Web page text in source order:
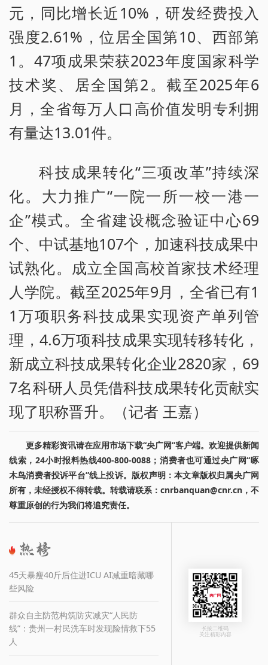
元，同比增长近10%，研发经费投入
强度2.61%，位居全国第10、西部第
1。47项成果荣获2023年度国家科学
技术奖、居全国第2。截至2025年6
月，全省每万人口高价值发明专利拥
有量达13.01件。
科技成果转化“三项改革”持续深
化。大力推广“一院一所一校一港一
企”模式。全省建设概念验证中心69
个、中试基地107个，加速科技成果中
试熟化。成立全国高校首家技术经理
人学院。截至2025年9月，全省已有1
1万项职务科技成果实现资产单列管
理，4.6万项科技成果实现转移转化，
新成立科技成果转化企业2820家，69
7名科研人员凭借科技成果转化贡献实
现了职称晋升。（记者 王嘉）
更多精彩资讯请在应用市场下载“央广网”客户端。欢迎提供新闻
线索，24小时报料热线400-800-0088；消费者也可通过央广网“啄
木鸟消费者投诉平台”线上投诉。版权声明：本文章版权归属央广网
所有，未经授权不得转载。转载请联系：cnrbanquan@cnr.cn，不
尊重原创的行为我们将追究责任。
45天暴瘦40斤后住进ICU AI减重暗藏哪
些风险
群众自主防范构筑防灾减灾“人民防
线”：贵州一村民洗车时发现险情救下55
人
长按二维码
关注精彩内容